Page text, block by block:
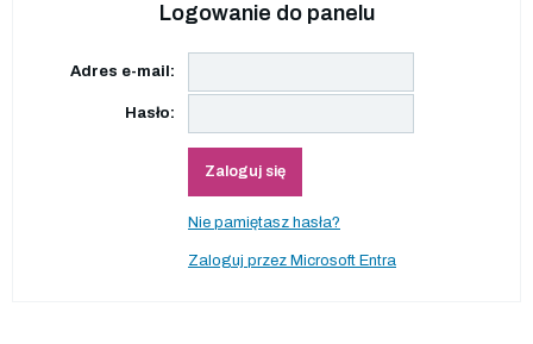
Logowanie do panelu
Adres e-mail:
Hasło:
Zaloguj się
Nie pamiętasz hasła?
Zaloguj przez Microsoft Entra